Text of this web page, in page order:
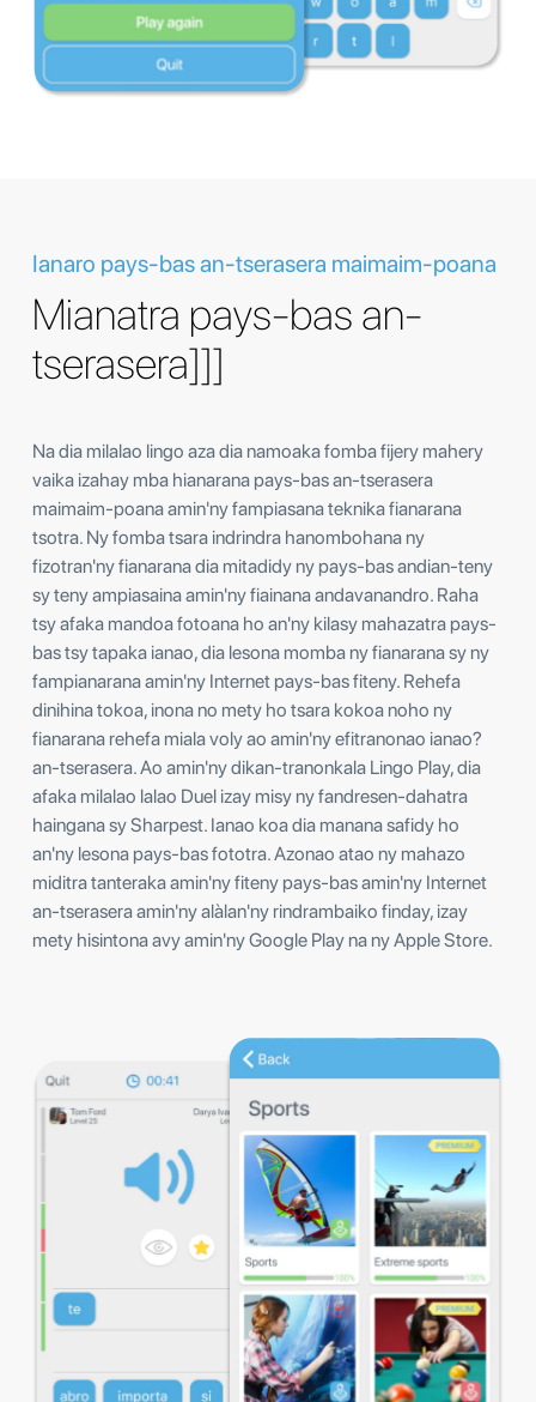
Ianaro pays-bas an-tserasera maimaim-poana
Mianatra pays-bas an-
tserasera]]]
Na dia milalao lingo aza dia namoaka fomba fijery mahery
vaika izahay mba hianarana pays-bas an-tserasera
maimaim-poana amin'ny fampiasana teknika fianarana
tsotra. Ny fomba tsara indrindra hanombohana ny
fizotran'ny fianarana dia mitadidy ny pays-bas andian-teny
sy teny ampiasaina amin'ny fiainana andavanandro. Raha
tsy afaka mandoa fotoana ho an'ny kilasy mahazatra pays-
bas tsy tapaka ianao, dia lesona momba ny fianarana sy ny
fampianarana amin'ny Internet pays-bas fiteny. Rehefa
dinihina tokoa, inona no mety ho tsara kokoa noho ny
fianarana rehefa miala voly ao amin'ny efitranonao ianao?
an-tserasera. Ao amin'ny dikan-tranonkala Lingo Play, dia
afaka milalao lalao Duel izay misy ny fandresen-dahatra
haingana sy Sharpest. Ianao koa dia manana safidy ho
an'ny lesona pays-bas fototra. Azonao atao ny mahazo
miditra tanteraka amin'ny fiteny pays-bas amin'ny Internet
an-tserasera amin'ny alàlan'ny rindrambaiko finday, izay
mety hisintona avy amin'ny Google Play na ny Apple Store.